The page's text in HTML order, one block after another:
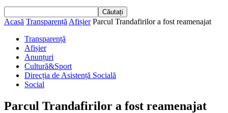
Acasă Transparență Afișier Parcul Trandafirilor a fost reamenajat
Transparență
Afișier
Anunțuri
Cultură&Sport
Direcția de Asistență Socială
Social
Parcul Trandafirilor a fost reamenajat